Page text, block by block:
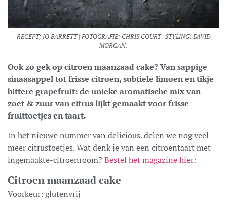
RECEPT; JO BARRETT | FOTOGRAFIE: CHRIS COURT | STYLING: DAVID
MORGAN.
Ook zo gek op citroen maanzaad cake? Van sappige
sinaasappel tot frisse citroen, subtiele limoen en tikje
bittere grapefruit: de unieke aromatische mix van
zoet & zuur van citrus lijkt gemaakt voor frisse
fruittoetjes en taart.
In het nieuwe nummer van delicious. delen we nog veel
meer citrustoetjes. Wat denk je van een citroentaart met
ingemaakte-citroenroom? Bestel het magazine hier:
Citroen maanzaad cake
Voorkeur: glutenvrij